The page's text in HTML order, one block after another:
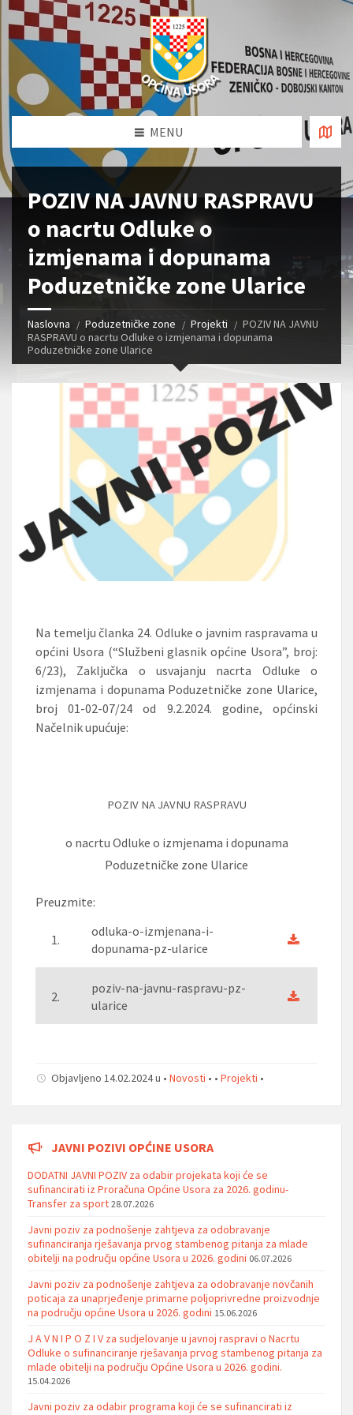
MENU
POZIV NA JAVNU RASPRAVU
o nacrtu Odluke o
izmjenama i dopunama
Poduzetničke zone Ularice
Naslovna Poduzetničke zone Projekti
POZIV NA JAVNU
RASPRAVU o nacrtu Odluke o izmjenama i dopunama
Poduzetničke zone Ularice
Na temelju članka 24. Odluke o javnim raspravama u
općini Usora (“Službeni glasnik općine Usora”, broj:
6/23), Zaključka o usvajanju nacrta Odluke o
izmjenama i dopunama Poduzetničke zone Ularice,
broj 01-02-07/24 od 9.2.2024. godine, općinski
Načelnikupućuje:
POZIV NA JAVNU RASPRAVU
o nacrtu Odluke o izmjenama i dopunama
Poduzetničke zone Ularice
Preuzmite:
1.
odluka-o-izmjenana-i-
dopunama-pz-ularice
2.
poziv-na-javnu-raspravu-pz-
ularice
Objavljeno 14.02.2024 u • Novosti • • Projekti •
JAVNI POZIVI OPĆINE USORA
DODATNI JAVNI POZIV za odabir projekata koji će se
sufinancirati iz Proračuna Općine Usora za 2026. godinu-
Transfer za sport 28.07.2026
Javni poziv za podnošenje zahtjeva za odobravanje
sufinanciranja rješavanja prvog stambenog pitanja za mlade
obitelji na području općine Usora u 2026. godini 06.07.2026
Javni poziv za podnošenje zahtjeva za odobravanje novčanih
poticaja za unaprjeđenje primarne poljoprivredne proizvodnje
na području općine Usora u 2026. godini 15.06.2026
J A V N I P O Z I V za sudjelovanje u javnoj raspravi o Nacrtu
Odluke o sufinanciranje rješavanja prvog stambenog pitanja za
mlade obitelji na području Općine Usora u 2026. godini.
15.04.2026
Javni poziv za odabir programa koji će se sufinancirati iz